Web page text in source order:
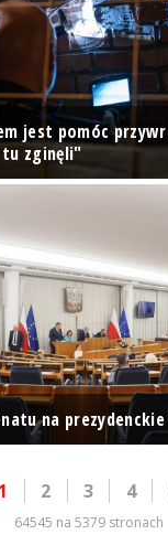
jest pomóc
zginęli"
na
1 2 3 4
64545 na 5379 stronach